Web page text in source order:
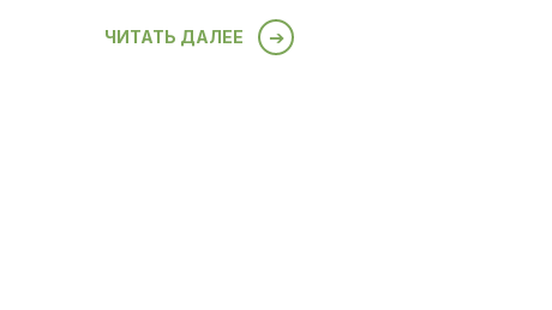
ЧИТАТЬ ДАЛЕЕ